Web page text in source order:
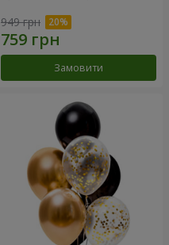
949 грн
Замовити